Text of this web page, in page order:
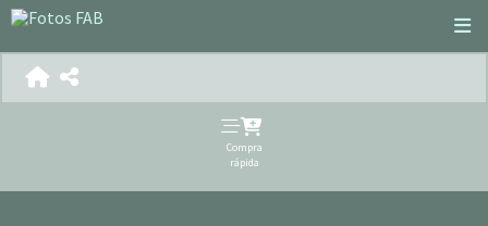
Compra
rápida